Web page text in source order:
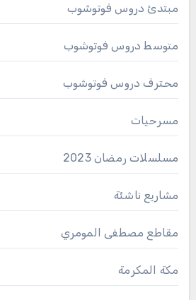
مبتدئ دروس فوتوشوب
متوسط دروس فوتوشوب
محترف دروس فوتوشوب
مسرحيات
مسلسلات رمضان 2023
مشاريع ناشئة
مقاطع مصطفى المومري
مكة المكرمة